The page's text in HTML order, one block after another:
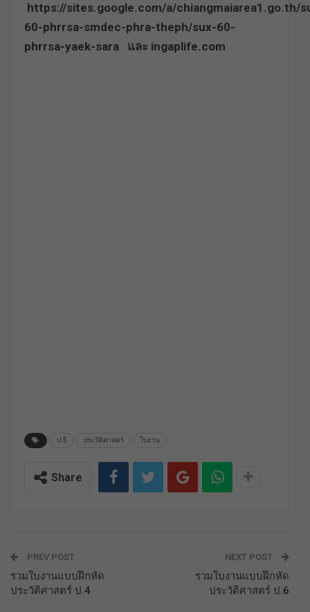
https://sites.google.com/a/chiangmaiarea1.go.th/
60-phrrsa-smdec-phra-theph/sux-60-
phrrsa-yaek-sara และ ingaplife.com
ป.5 ประวัติศาสตร์ ใบงาน
Share
PREV POST
รวมใบงานแบบฝึกหัด
ประวัติศาสตร์ ป.4
NEXT POST
รวมใบงานแบบฝึกหัด
ประวัติศาสตร์ ป.6